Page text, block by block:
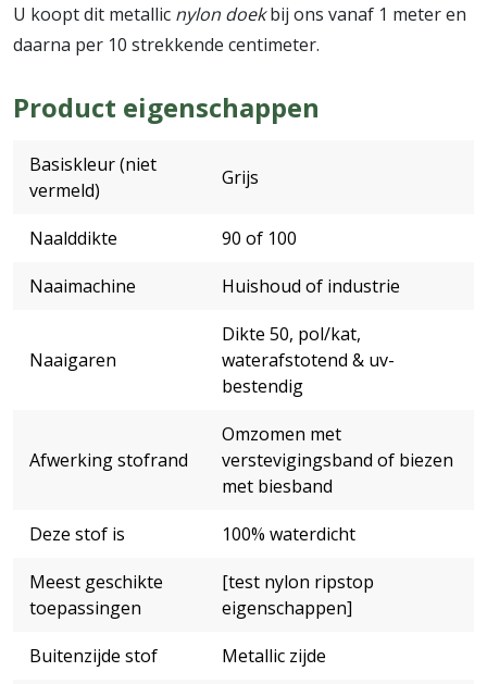
U koopt dit metallic nylon doekbij ons vanaf 1 meter en
daarna per 10 strekkende centimeter.
Product eigenschappen
Basiskleur (niet
vermeld)
Grijs
Naalddikte
90 of 100
Naaimachine
Huishoud of industrie
Naaigaren
Dikte 50, pol/kat,
waterafstotend & uv-
bestendig
Afwerking stofrand
Omzomen met
verstevigingsband of biezen
met biesband
Deze stof is
100% waterdicht
Meest geschikte
toepassingen
[test nylon ripstop
eigenschappen]
Buitenzijde stof
Metallic zijde